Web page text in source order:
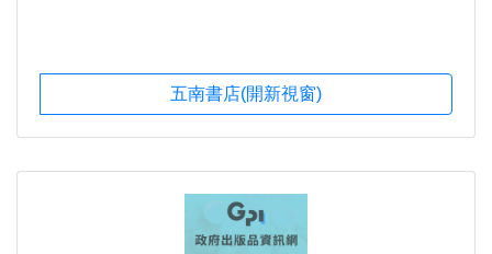
五南書店(開新視窗)